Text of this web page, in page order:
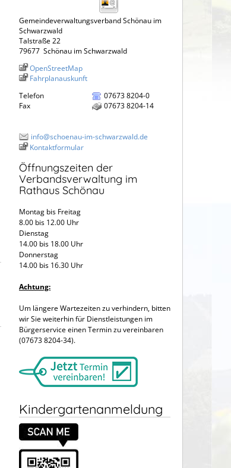
Gemeindeverwaltungsverband Schönau im
Schwarzwald
Talstraße 22
79677 Schönau im Schwarzwald
OpenStreetMap
Fahrplanauskunft
Telefon
07673 8204-0
Fax
07673 8204-14
info@schoenau-im-schwarzwald.de
Kontaktformular
Öffnungszeiten der
Verbandsverwaltung im
Rathaus Schönau
Montag bis Freitag
8.00 bis 12.00 Uhr
Dienstag
14.00 bis 18.00 Uhr
Donnerstag
14.00 bis 16.30 Uhr
Achtung:
Um längere Wartezeiten zu verhindern, bitten
wir Sie weiterhin für Dienstleistungen im
Bürgerservice einen Termin zu vereinbaren
(07673 8204-34).
Kindergartenanmeldung